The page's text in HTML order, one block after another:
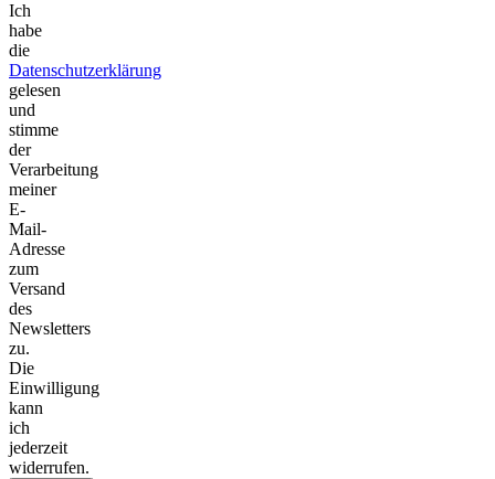
Ich
habe
die
Datenschutzerklärung
gelesen
und
stimme
der
Verarbeitung
meiner
E-
Mail-
Adresse
zum
Versand
des
Newsletters
zu.
Die
Einwilligung
kann
ich
jederzeit
widerrufen.